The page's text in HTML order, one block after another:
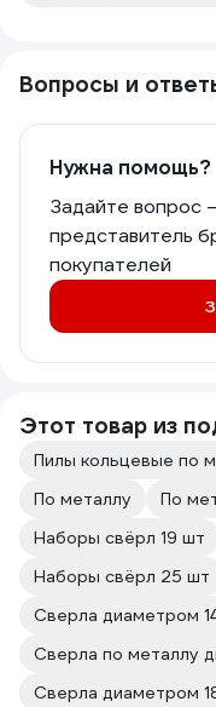
Вопросы и
Нужна помощь?
Задайте вопрос
представитель
покупателей
Этот товар из
Пилы кольцевые по
По металлу
По
Наборы свёрл 19 шт
Наборы свёрл 25 шт
Сверла диаметром
Сверла по металлу
Сверла диаметром